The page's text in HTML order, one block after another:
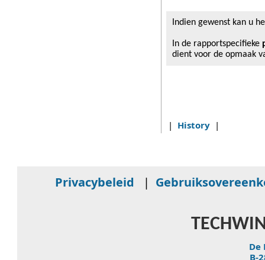
Indien gewenst kan u
In de rapportspecifieke
dient voor de opmaak
| History |
Privacybeleid |
De
B-